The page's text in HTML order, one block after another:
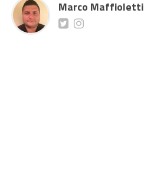
Marco Maffioletti